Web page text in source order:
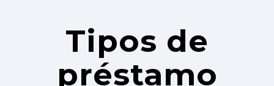
Tipos de
préstamo